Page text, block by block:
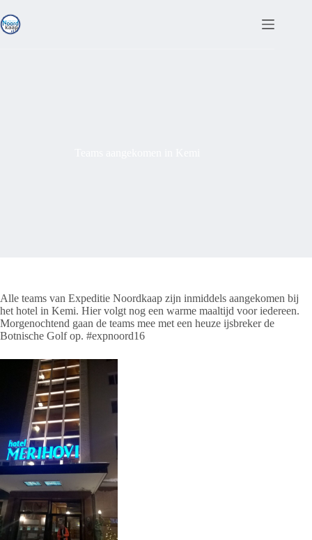
naar
de
Alle teams van Expeditie Noordkaap zijn inmiddels aangekomen bij
het hotel in Kemi. Hier volgt nog een warme maaltijd voor iedereen.
Morgenochtend gaan de teams mee met een heuze ijsbreker de
Botnische Golf op. #expnoord16